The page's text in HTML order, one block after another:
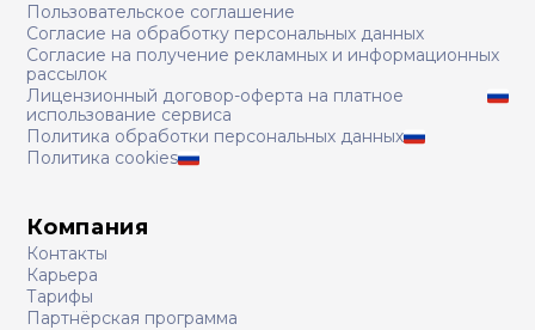
Пользовательское соглашение
Согласие на обработку персональных данных
Согласие на получение рекламных и информационных
рассылок
Лицензионный договор-оферта на платное
использование сервиса
Политика обработки персональных данных
Политика cookies
Компания
Контакты
Карьера
Тарифы
Партнёрская программа